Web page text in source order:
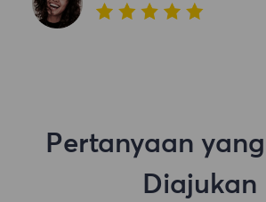
Pertanyaan
Diajukan